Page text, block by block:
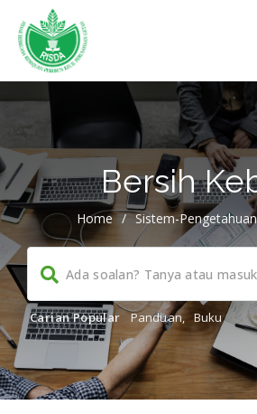
Bersih
Home / Sistem-Pengetahuan
Carian Popular Panduan, Buku